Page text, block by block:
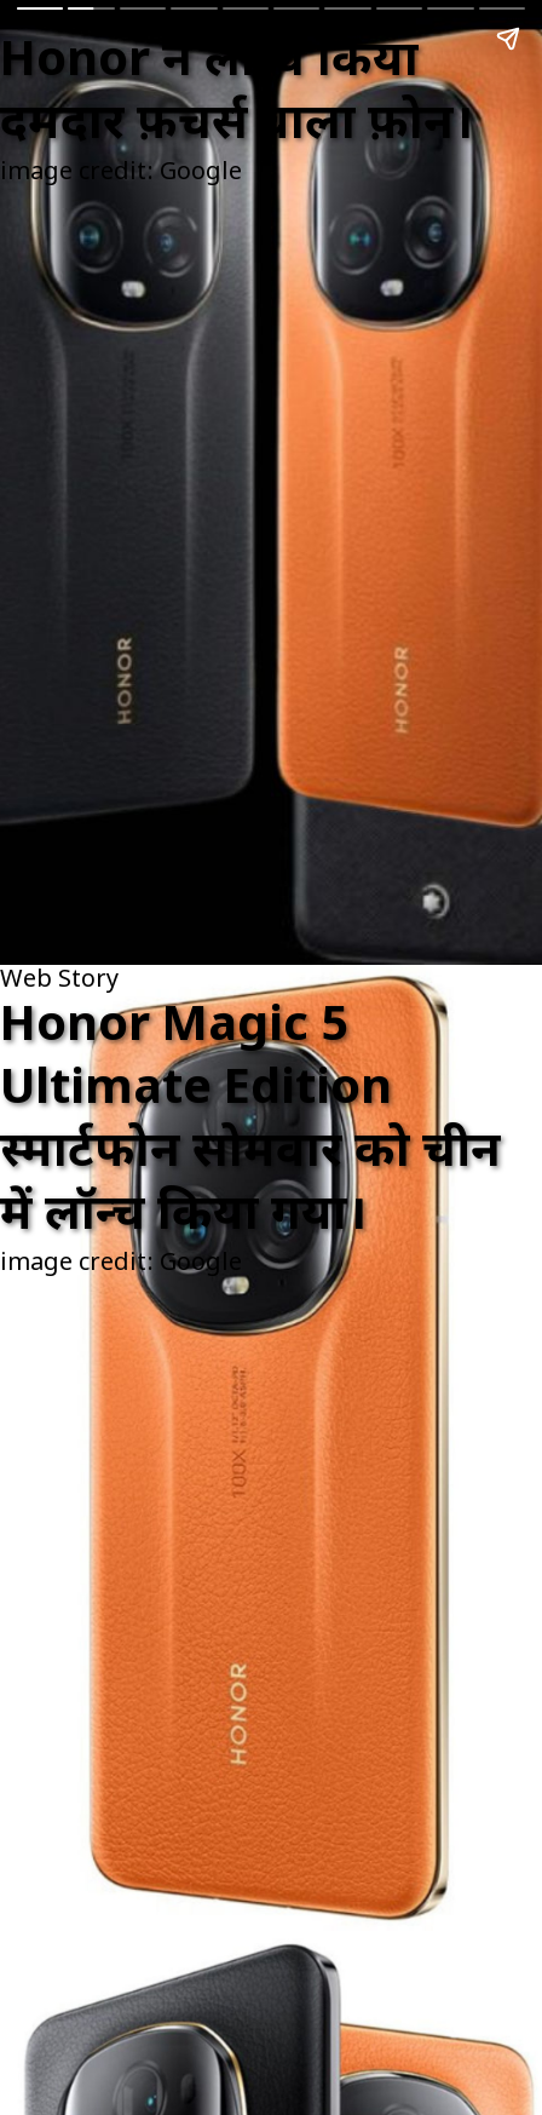
Web Story
Honor ने लॉन्च किया
दमदार फ़ीचर्स वाला फ़ोन।
image credit: Google
Web Story
Honor Magic 5
Ultimate Edition
स्मार्टफोन सोमवार को चीन
में लॉन्च किया गया।
image credit: Google